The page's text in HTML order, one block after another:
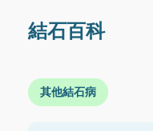
結石百科
其他結石病